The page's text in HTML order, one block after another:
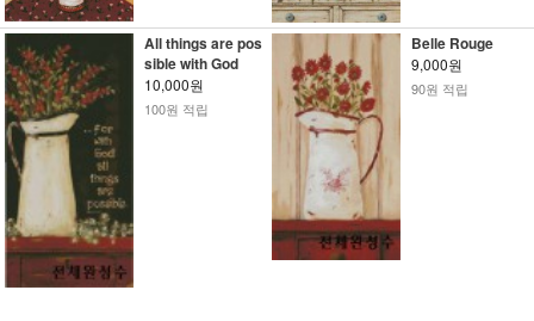
All things are pos
sible with God
10,000원
100원 적립
Belle Rouge
9,000원
90원 적립